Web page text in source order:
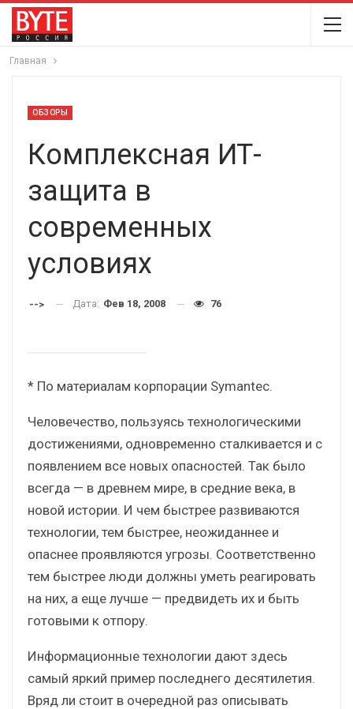
Главная
ОБЗОРЫ
Комплексная ИТ-
защита в
современных
условиях
--> Дата: Фев 18, 2008 76
* По материалам корпорации Symantec.
Человечество, пользуясь технологическими
достижениями, одновременно сталкивается и с
появлением все новых опасностей. Так было
всегда — в древнем мире, в средние века, в
новой истории. И чем быстрее развиваются
технологии, тем быстрее, неожиданнее и
опаснее проявляются угрозы. Соответственно
тем быстрее люди должны уметь реагировать
на них, а еще лучше — предвидеть их и быть
готовыми к отпору.
Информационные технологии дают здесь
самый яркий пример последнего десятилетия.
Вряд ли стоит в очередной раз описывать